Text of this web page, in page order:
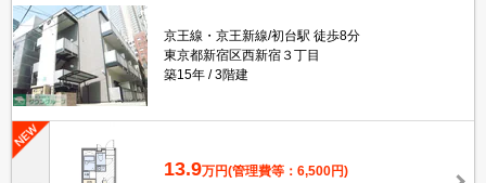
京王線・京王新線/初台駅 徒歩8分
東京都新宿区西新宿３丁目
築15年
3階建
13.9万円(管理費等：6,500円)